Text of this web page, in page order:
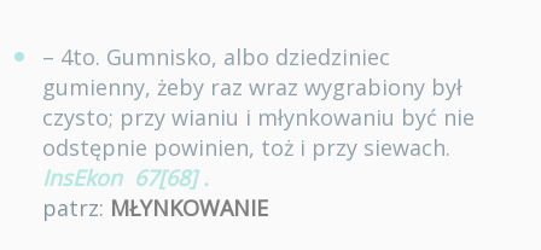
– 4to. Gumnisko, albo dziedziniec
gumienny, żeby raz wraz wygrabiony był
czysto; przy wianiu i młynkowaniu być nie
odstępnie powinien, toż i przy siewach.
InsEkon 67[68] .
patrz: MŁYNKOWANIE